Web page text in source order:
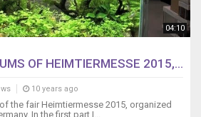
04:10
OF HEIMTIERMESSE 2015,...
10 years ago
the fair Heimtiermesse 2015, organized
In the first part I...